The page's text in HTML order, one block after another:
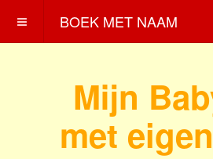
BOEK MET NAAM
Mijn
met